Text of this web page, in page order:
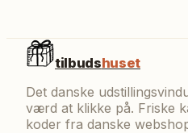
tilbudshuset
Det danske
værd at klikke på. Friske
koder fra danske